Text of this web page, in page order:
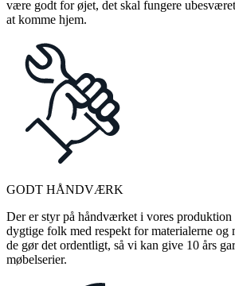
være godt for øjet, det skal fungere
at komme hjem.
GODT HÅNDVÆRK
Der er styr på håndværket i vores
dygtige folk med respekt for materialerne og
de gør det ordentligt, så vi kan give 10 års
møbelserier.